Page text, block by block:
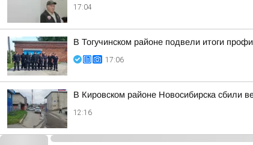
17:04
В Тогучинском районе подвели итоги
17:06
В Кировском районе Новосибирска сбили
12:16